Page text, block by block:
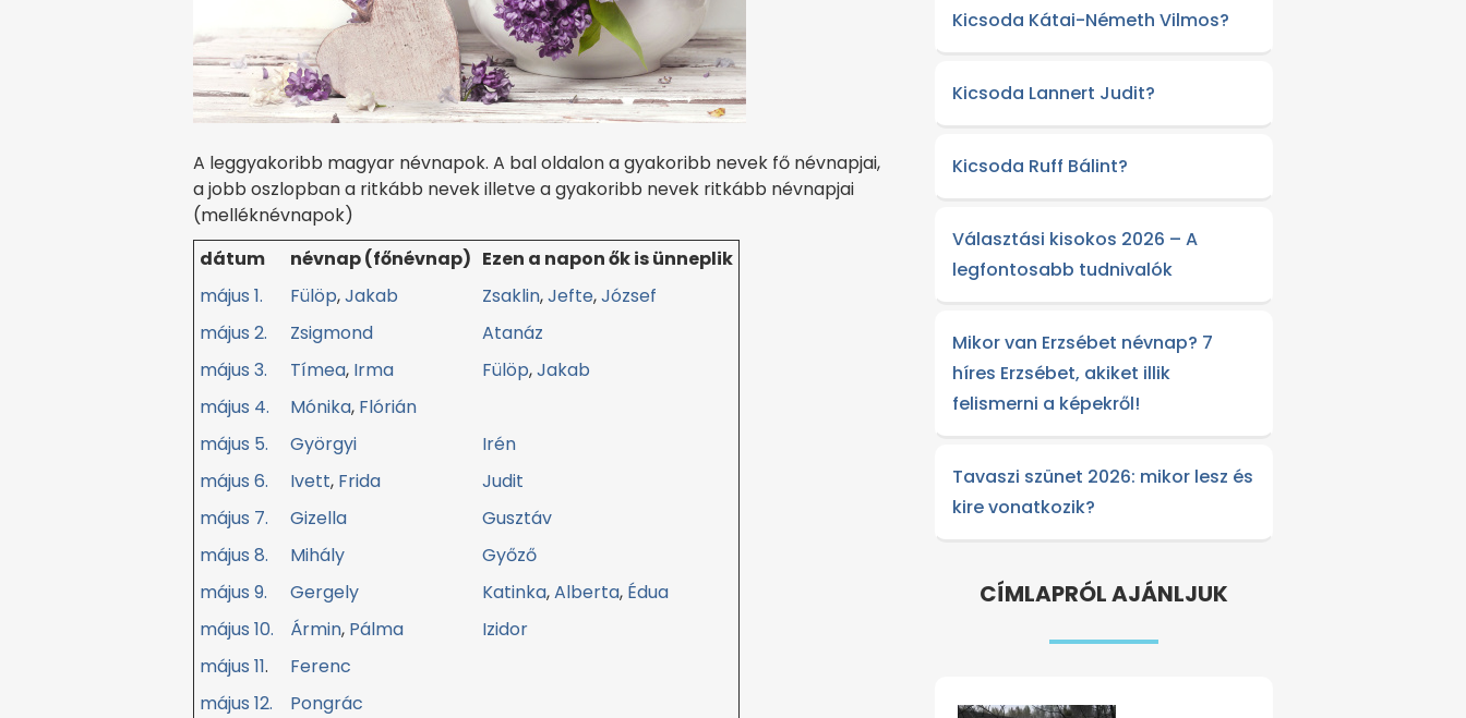
A leggyakoribb magyar névnapok. A bal oldalon a gyakoribb nevek fő névnapjai,
a jobb oszlopban a ritkább nevek illetve a gyakoribb nevek ritkább névnapjai
(melléknévnapok)
dátum
névnap (főnévnap) Ezen a napon ők is ünneplik
május 1.
Fülöp,Jakab Zsaklin,Jefte,József
május 2.
Zsigmond
Atanáz
május 3.
Tímea, Irma Fülöp,Jakab
május 4.
Mónika, Flórián
május 5.
Györgyi
Irén
május 6.
Ivett, Frida
Judit
május 7.
Gizella
Gusztáv
május 8.
Mihály
Győző
május 9.
Gergely Katinka,Alberta, Édua
május 10.
Ármin, Pálma
Izidor
május 11.
Ferenc
május 12.
Pongrác
Kicsoda Kátai-Németh Vilmos?
Kicsoda Lannert Judit?
Kicsoda Ruff Bálint?
Választási kisokos 2026 – A
legfontosabb tudnivalók
Mikor van Erzsébet névnap? 7
híres Erzsébet, akiket illik
felismerni a képekről!
Tavaszi szünet 2026: mikor lesz és
kire vonatkozik?
CÍMLAPRÓL AJÁNLJUK